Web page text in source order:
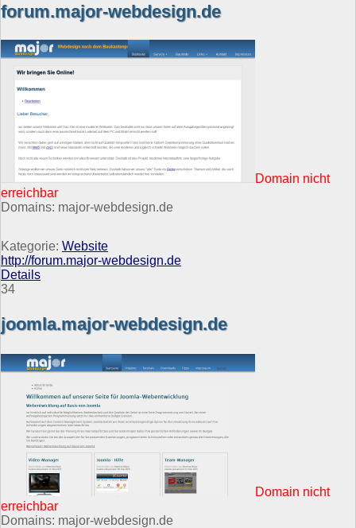
forum.major-webdesign.de
Domain nicht
erreichbar
Domains: major-webdesign.de
Kategorie: Website
http://forum.major-webdesign.de
Details
34
joomla.major-webdesign.de
Domain nicht
erreichbar
Domains: major-webdesign.de